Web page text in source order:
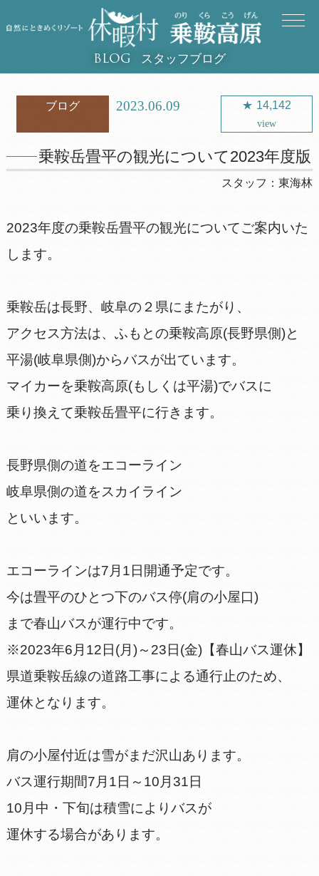
BLOG スタッフブログ
ブログ 2023.06.09 14,142
view
乗鞍岳畳平の観光について2023年度版
スタッフ：東海林
2023年度の乗鞍岳畳平の観光についてご案内いた
します。
乗鞍岳は長野、岐阜の２県にまたがり、
アクセス方法は、ふもとの乗鞍高原(長野県側)と
平湯(岐阜県側)からバスが出ています。
マイカーを乗鞍高原(もしくは平湯)でバスに
乗り換えて乗鞍岳畳平に行きます。
長野県側の道をエコーライン
岐阜県側の道をスカイライン
といいます。
エコーラインは7月1日開通予定です。
今は畳平のひとつ下のバス停(肩の小屋口)
まで春山バスが運行中です。
※2023年6月12日(月)～23日(金)【春山バス運休】
県道乗鞍岳線の道路工事による通行止のため、
運休となります。
肩の小屋付近は雪がまだ沢山あります。
バス運行期間7月1日～10月31日
10月中・下旬は積雪によりバスが
運休する場合があります。